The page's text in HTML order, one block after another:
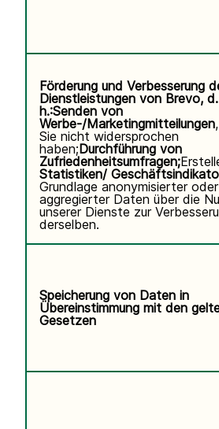
Förderung und Verbesserung
Dienstleistungen von Brevo, d.
h.:Senden von
Werbe-/Marketingmitteilungen
Sie nicht widersprochen
haben;Durchführung von
Zufriedenheitsumfragen;
Statistiken/
Grundlage anonymisierter oder
aggregierter Daten über die
unserer Dienste zur
derselben.
Speicherung von Daten in
Übereinstimmung mit den
Gesetzen